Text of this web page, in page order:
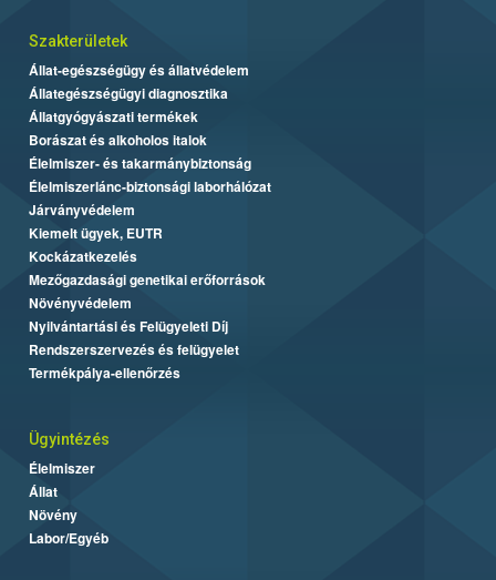
Szakterületek
Állat-egészségügy és állatvédelem
Állategészségügyi diagnosztika
Állatgyógyászati termékek
Borászat és alkoholos italok
Élelmiszer- és takarmánybiztonság
Élelmiszerlánc-biztonsági laborhálózat
Járványvédelem
Kiemelt ügyek, EUTR
Kockázatkezelés
Mezőgazdasági genetikai erőforrások
Növényvédelem
Nyilvántartási és Felügyeleti Díj
Rendszerszervezés és felügyelet
Termékpálya-ellenőrzés
Ügyintézés
Élelmiszer
Állat
Növény
Labor/Egyéb